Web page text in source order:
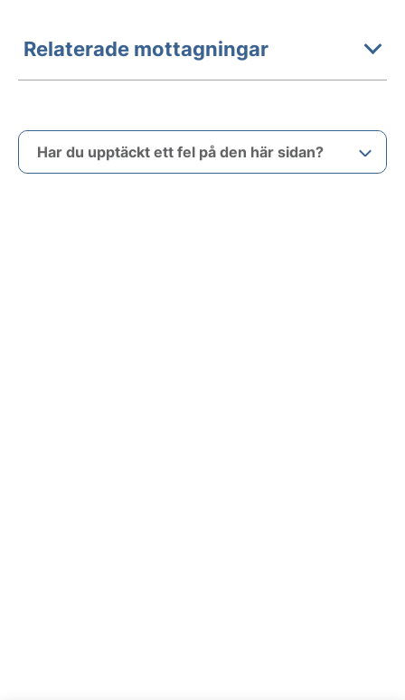
Relaterade mottagningar
Har du upptäckt ett fel på den här sidan?